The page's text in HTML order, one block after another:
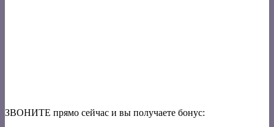
ЗВОНИТЕ прямо сейчас и вы получаете бонус: